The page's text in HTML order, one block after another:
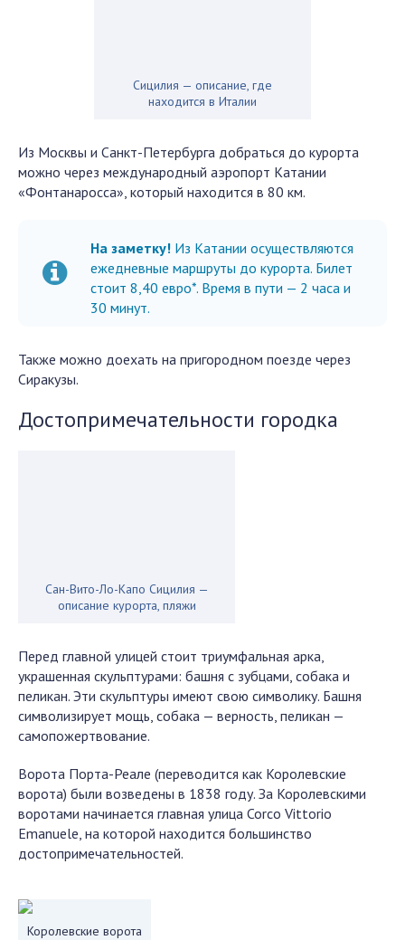
Сицилия — описание, где
находится в Италии
Из Москвы и Санкт-Петербурга добраться до курорта
можно через международный аэропорт Катании
«Фонтанаросса», который находится в 80 км.
На заметку! Из Катании осуществляются
ежедневные маршруты до курорта. Билет
стоит 8,40 евро*. Время в пути — 2 часа и
30 минут.
Также можно доехать на пригородном поезде через
Сиракузы.
Достопримечательности городка
Сан-Вито-Ло-Капо Сицилия —
описание курорта, пляжи
Перед главной улицей стоит триумфальная арка,
украшенная скульптурами: башня с зубцами, собака и
пеликан. Эти скульптуры имеют свою символику. Башня
символизирует мощь, собака — верность, пеликан —
самопожертвование.
Ворота Порта-Реале (переводится как Королевские
ворота) были возведены в 1838 году. За Королевскими
воротами начинается главная улица Corco Vittorio
Emanuele, на которой находится большинство
достопримечательностей.
Королевские ворота